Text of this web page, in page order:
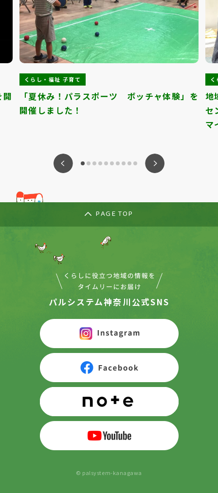
くらし・福祉 子育て
「夏休み！パラスポーツ ボッチャ体験」を
開催しました！
地
セ
マ
PAGE TOP
パルシステム神奈川公式SNS
© palsystem-kanagawa